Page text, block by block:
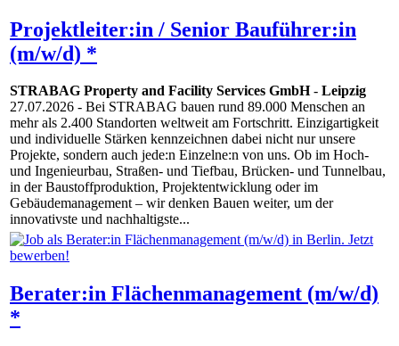
Projektleiter:in / Senior Bauführer:in
(m/w/d) *
STRABAG Property and Facility Services GmbH- Leipzig
27.07.2026 - Bei STRABAG bauen rund 89.000 Menschen an
mehr als 2.400 Standorten weltweit am Fortschritt. Einzigartigkeit
und individuelle Stärken kennzeichnen dabei nicht nur unsere
Projekte, sondern auch jede:n Einzelne:n von uns. Ob im Hoch-
und Ingenieurbau, Straßen- und Tiefbau, Brücken- und Tunnelbau,
in der Baustoffproduktion, Projektentwicklung oder im
Gebäudemanagement – wir denken Bauen weiter, um der
innovativste und nachhaltigste...
Berater:in Flächenmanagement (m/w/d)
*